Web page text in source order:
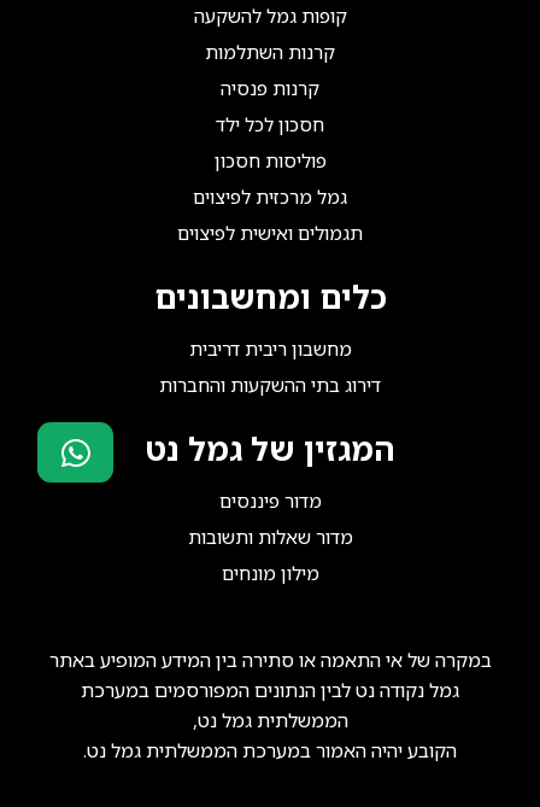
קופות גמל להשקעה
קרנות השתלמות
קרנות פנסיה
חסכון לכל ילד
פוליסות חסכון
גמל מרכזית לפיצוים
תגמולים ואישית לפיצוים
כלים ומחשבונים
מחשבון ריבית דריבית
דירוג בתי ההשקעות והחברות
המגזין של גמל נט
מדור פיננסים
מדור שאלות ותשובות
מילון מונחים
במקרה של אי התאמה או סתירה בין המידע המופיע באתר
גמל נקודה נט לבין הנתונים המפורסמים במערכת
הממשלתית גמל נט,
הקובע יהיה האמור במערכת הממשלתית גמל נט.